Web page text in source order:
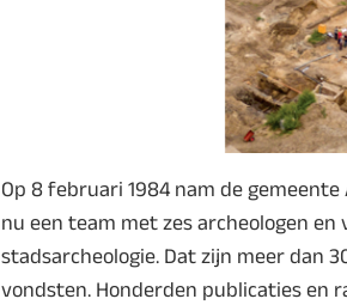
Op 8 februari 1984 nam de
nu een team met zes archeologen
stadsarcheologie. Dat zijn meer dan
vondsten. Honderden publicaties en